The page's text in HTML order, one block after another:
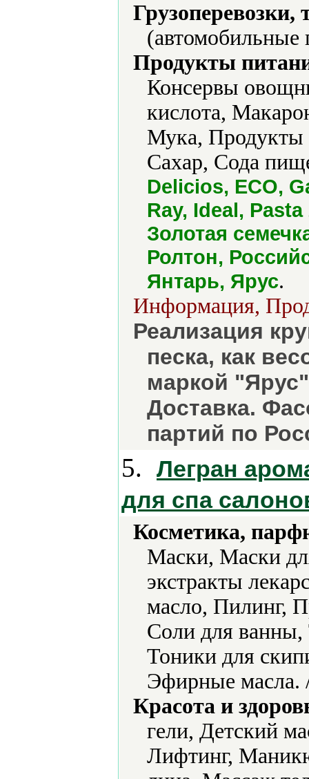
(автомобильные
Продукты
Консервы
кислота,
Мука, Продукты
Сахар, Сода
Delicios, ECO,
Ray, Ideal,
Золотая
Ролтон,
Янтарь, Ярус.
Информация,
Реализация
песка, как
маркой
Доставка.
партий по
5.
Легран
для спа
Косметика,
Маски, Маски
экстракты
масло, Пилинг,
Соли для ванны,
Тоники для
Эфирные
Красота и
гели, Детский
Лифтинг,